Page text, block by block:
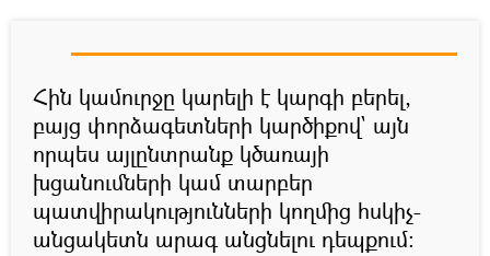
Հին կամուրջը կարելի է կարգի բերել,
բայց փորձագետների կարծիքով` այն
որպես այլընտրանք կծառայի
խցանումների կամ տարբեր
պատվիրակությունների կողմից հսկիչ-
անցակետն արագ անցնելու դեպքում։